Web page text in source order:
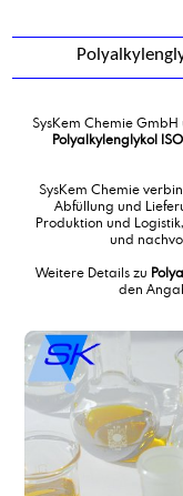
Pentaerythritoltetrastearat
Pharmazeutisches Weißöl
Polyalkylenglykol ISO
Polyalphaolefin Type 8 cSt
Polyaluminiumchlorid-
Polyethylenglykol 400
Polyethylenglykol 6000
Polypropylenglykol 1000
Polypropylenglykol 400
Polysorbat 20
Polysorbat 60
Polysorbat 80
Private Label
SysKem Chemie
Polyalkylenglykol
SysKem Chemie
Abfüllung und
Produktion und
und
Weitere Details zu
den